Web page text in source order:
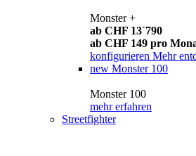
Monster +
ab CHF 13´790
ab CHF 149 pro
konfigurieren Mehr
new Monster 100
Monster 100
mehr erfahren
Streetfighter